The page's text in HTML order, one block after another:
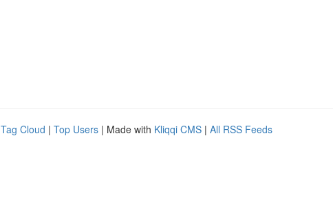
Tag Cloud | Top Users | Made with Kliqqi CMS | All RSS Feeds